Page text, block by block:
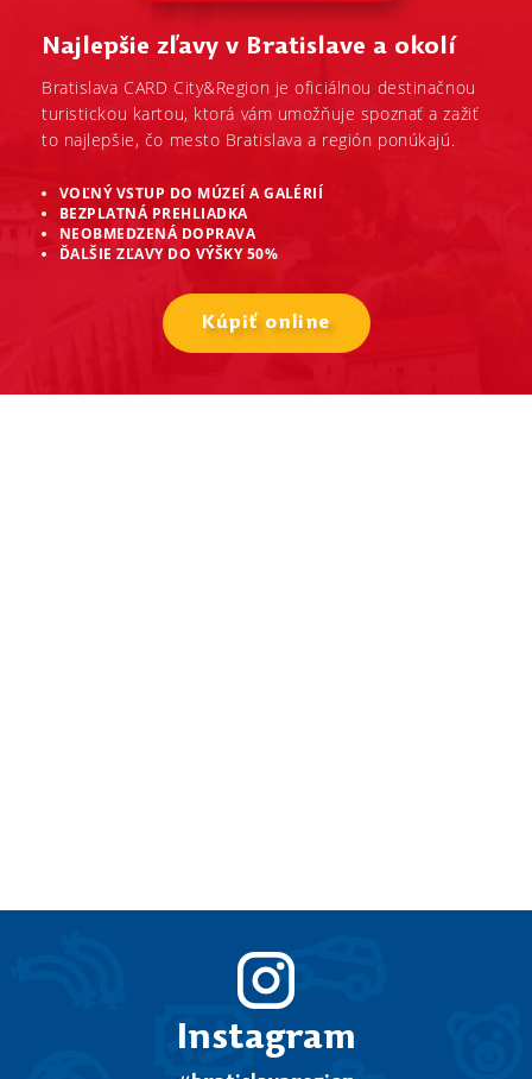
Najlepšie zľavy v Bratislave a okolí
Bratislava CARD City&Region je oficiálnou destinačnou
turistickou kartou, ktorá vám umožňuje spoznať a zažiť
to najlepšie, čo mesto Bratislava a región ponúkajú.
VOĽNÝ VSTUP DO MÚZEÍ A GALÉRIÍ
BEZPLATNÁ PREHLIADKA
NEOBMEDZENÁ DOPRAVA
ĎALŠIE ZĽAVY DO VÝŠKY 50%
Kúpiť online
Instagram